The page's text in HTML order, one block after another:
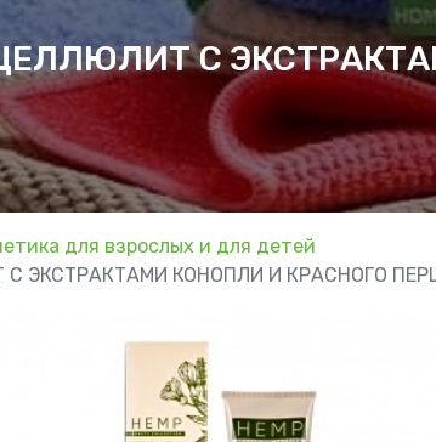
С
для взрослых и для детей
ЭКСТРАКТАМИ КОНОПЛИ И КРАСНОГО